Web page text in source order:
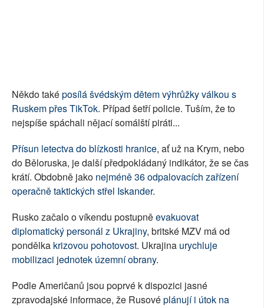
Někdo taképosílá švédským dětem výhrůžky válkou s
Ruskem přes TikTok. Případ šetří policie. Tuším, že to
nejspíše spáchali nějací somálští piráti...
Přísun letectva do blízkosti hranice, ať už na Krym, nebo
do Běloruska, je další předpokládaný indikátor, že se čas
krátí. Obdobně jako nejméně 36 odpalovacích zařízení
operačně taktických střel Iskander.
Rusko začalo o víkendu postupněevakuovat
diplomatický personál z Ukrajiny, britské MZV má od
pondělka krizovou pohotovost. Ukrajina urychluje
mobilizaci jednotek územní obrany.
Podle Američanů jsou poprvé k dispozici jasné
zpravodajské informace, že Rusovéplánují i útok na